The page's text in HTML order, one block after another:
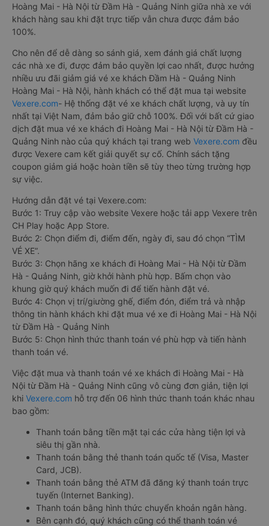
Hoàng Mai - Hà Nội từ Đầm Hà - Quảng Ninh giữa nhà xe với
khách hàng sau khi đặt trực tiếp vẫn chưa được đảm bảo
100%.
Cho nên để dễ dàng so sánh giá, xem đánh giá chất lượng
các nhà xe đi, được đảm bảo quyền lợi cao nhất, được hưởng
nhiều ưu đãi giảm giá vé xe khách Đầm Hà - Quảng Ninh
Hoàng Mai - Hà Nội, hành khách có thể đặt mua tại website
Vexere.com- Hệ thống đặt vé xe khách chất lượng, và uy tín
nhất tại Việt Nam, đảm bảo giữ chỗ 100%. Đối với bất cứ giao
dịch đặt mua vé xe khách đi Hoàng Mai - Hà Nội từ Đầm Hà -
Quảng Ninh nào của quý khách tại trang web Vexere.com đều
được Vexere cam kết giải quyết sự cố. Chính sách tặng
coupon giảm giá hoặc hoàn tiền sẽ tùy theo từng trường hợp
sự việc.
Hướng dẫn đặt vé tại Vexere.com:
Bước 1: Truy cập vào website Vexere hoặc tải app Vexere trên
CH Play hoặc App Store.
Bước 2: Chọn điểm đi, điểm đến, ngày đi, sau đó chọn “TÌM
VÉ XE”.
Bước 3: Chọn hãng xe khách đi Hoàng Mai - Hà Nội từ Đầm
Hà - Quảng Ninh, giờ khởi hành phù hợp. Bấm chọn vào
khung giờ quý khách muốn đi để tiến hành đặt vé.
Bước 4: Chọn vị trí/giường ghế, điểm đón, điểm trả và nhập
thông tin hành khách khi đặt mua vé xe đi Hoàng Mai - Hà Nội
từ Đầm Hà - Quảng Ninh
Bước 5: Chọn hình thức thanh toán vé phù hợp và tiến hành
thanh toán vé.
Việc đặt mua và thanh toán vé xe khách đi Hoàng Mai - Hà
Nội từ Đầm Hà - Quảng Ninh cũng vô cùng đơn giản, tiện lợi
khi Vexere.com hỗ trợ đến 06 hình thức thanh toán khác nhau
bao gồm:
Thanh toán bằng tiền mặt tại các cửa hàng tiện lợi và
siêu thị gần nhà.
Thanh toán bằng thẻ thanh toán quốc tế (Visa, Master
Card, JCB).
Thanh toán bằng thẻ ATM đã đăng ký thanh toán trực
tuyến (Internet Banking).
Thanh toán bằng hình thức chuyển khoản ngân hàng.
Bên cạnh đó, quý khách cũng có thể thanh toán vé